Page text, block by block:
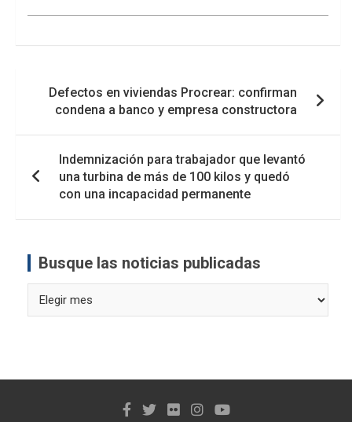
entradas
Defectos en viviendas Procrear: confirman
condena a banco y empresa constructora
Indemnización para trabajador que levantó
una turbina de más de 100 kilos y quedó
con una incapacidad permanente
Busque las noticias publicadas
las